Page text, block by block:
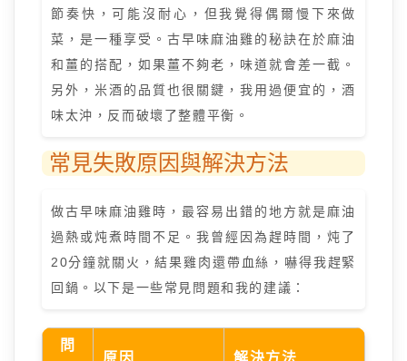
節奏快，可能沒耐心，但我覺得偶爾慢下來做
菜，是一種享受。古早味麻油雞的秘訣在於麻油
和薑的搭配，如果薑不夠老，味道就會差一截。
另外，米酒的品質也很關鍵，我用過便宜的，酒
味太沖，反而破壞了整體平衡。
常見失敗原因與解決方法
做古早味麻油雞時，最容易出錯的地方就是麻油
過熱或炖煮時間不足。我曾經因為趕時間，炖了
20分鐘就關火，結果雞肉還帶血絲，嚇得我趕緊
回鍋。以下是一些常見問題和我的建議：
問
原因 解決方法